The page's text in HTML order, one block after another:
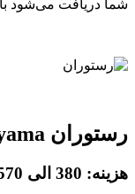
شما دریافت می‌شود
رستوران Kitcho Arashiyama توکیو ژاپن
هزینه: 380 الی 570 دلار برای هر وعده